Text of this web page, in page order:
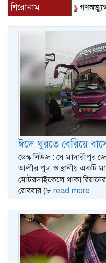
শিরোনাম গণঅভ্যুত্থানের
ঈদে ঘুরতে বেরিয়ে
ডেস্ক নিউজ : সে মাদারীপুর
আলীর পুত্র ও স্থানীয় একটি
মোটরসাইকেলে থাকা
রোববার (৮ read more